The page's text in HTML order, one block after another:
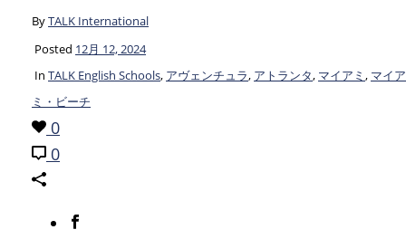
ByTALK International
Posted 12月 12, 2024
In TALK English Schools, アヴェンチュラ, アトランタ, マイアミ , マイア
ミ・ビーチ
0
0